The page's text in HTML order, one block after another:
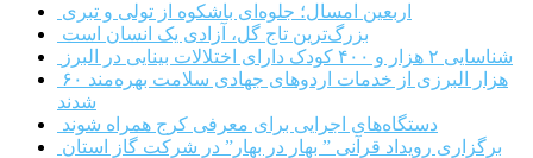
اربعین امسال؛ جلوه‌ای باشکوه از تولی و تبری
بزرگ‌ترین تاج گل، آزادی یک انسان است
شناسایی ۲ هزار و ۴۰۰ کودک دارای اختلالات بینایی در البرز
۶۰ هزار البرزی از خدمات اردوهای جهادی سلامت بهره‌مند
شدند
دستگاه‌های اجرایی برای معرفی کرج همراه شوند